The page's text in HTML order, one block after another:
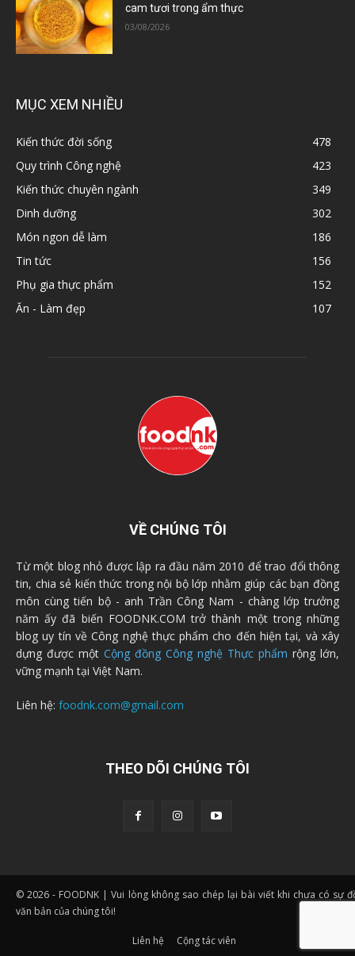
cam tươi trong ẩm thực
03/08/2026
MỤC XEM NHIỀU
Kiến thức đời sống
478
Quy trình Công nghệ
423
Kiến thức chuyên ngành
349
Dinh dưỡng
302
Món ngon dễ làm
186
Tin tức
156
Phụ gia thực phẩm
152
Ăn - Làm đẹp
107
VỀ CHÚNG TÔI
Từ một blog nhỏ được lập ra đầu năm 2010 để trao đổi thông
tin, chia sẻ kiến thức trong nội bộ lớp nhằm giúp các bạn đồng
môn cùng tiến bộ - anh Trần Công Nam - chàng lớp trưởng
năm ấy đã biến FOODNK.COM trở thành một trong những
blog uy tín về Công nghệ thực phẩm cho đến hiện tại, và xây
dựng được một Cộng đồng Công nghệ Thực phẩm rộng lớn,
vững mạnh tại Việt Nam.
Liên hệ: foodnk.com@gmail.com
THEO DÕI CHÚNG TÔI
© 2026 - FOODNK | Vui lòng không sao chép lại bài viết khi chưa có sự
văn bản của chúng tôi!
Liên hệ Cộng tác viên